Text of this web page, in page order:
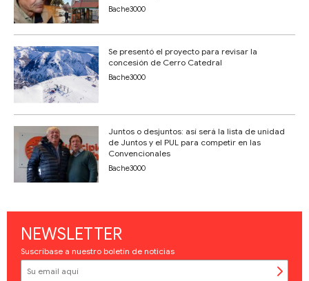
Bache3000
Se presentó el proyecto para revisar la
concesión de Cerro Catedral
Bache3000
Juntos o desjuntos: así será la lista de unidad
de Juntos y el PUL para competir en las
Convencionales
Bache3000
NEWSLETTER
Suscríbase a nuestro boletín de noticias